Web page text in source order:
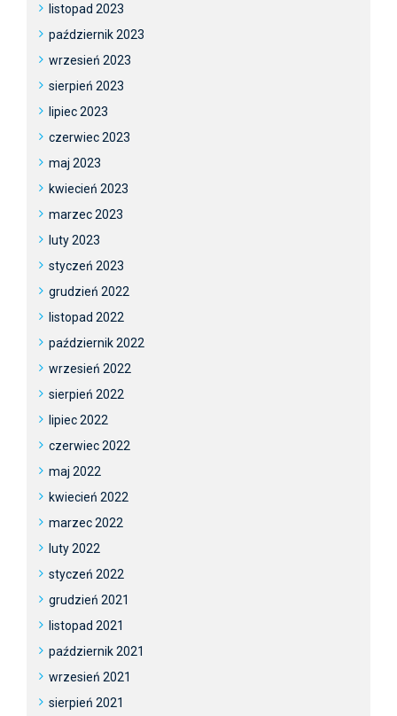
listopad 2023
październik 2023
wrzesień 2023
sierpień 2023
lipiec 2023
czerwiec 2023
maj 2023
kwiecień 2023
marzec 2023
luty 2023
styczeń 2023
grudzień 2022
listopad 2022
październik 2022
wrzesień 2022
sierpień 2022
lipiec 2022
czerwiec 2022
maj 2022
kwiecień 2022
marzec 2022
luty 2022
styczeń 2022
grudzień 2021
listopad 2021
październik 2021
wrzesień 2021
sierpień 2021